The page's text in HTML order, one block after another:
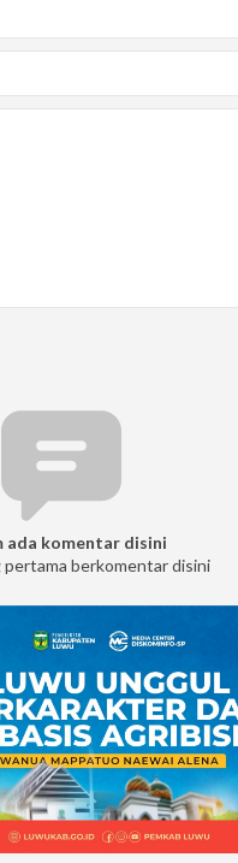
ada komentar disini
pertama berkomentar disini